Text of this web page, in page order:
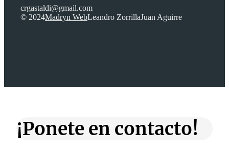
crgastaldi@gmail.com
© 2024Madryn WebLeandro ZorrillaJuan Aguirre
¡Ponete en contacto!